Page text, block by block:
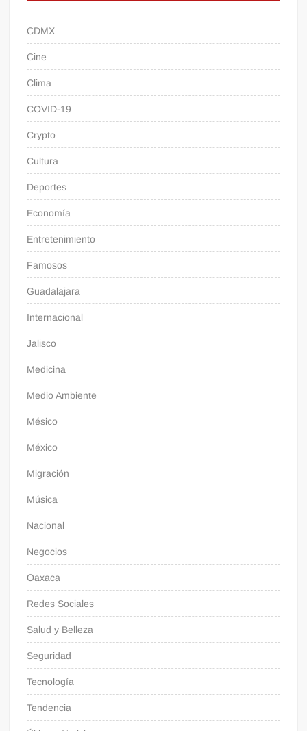
CDMX
Cine
Clima
COVID-19
Crypto
Cultura
Deportes
Economía
Entretenimiento
Famosos
Guadalajara
Internacional
Jalisco
Medicina
Medio Ambiente
Mésico
México
Migración
Música
Nacional
Negocios
Oaxaca
Redes Sociales
Salud y Belleza
Seguridad
Tecnología
Tendencia